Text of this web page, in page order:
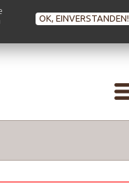
OK, EINVERSTANDEN!